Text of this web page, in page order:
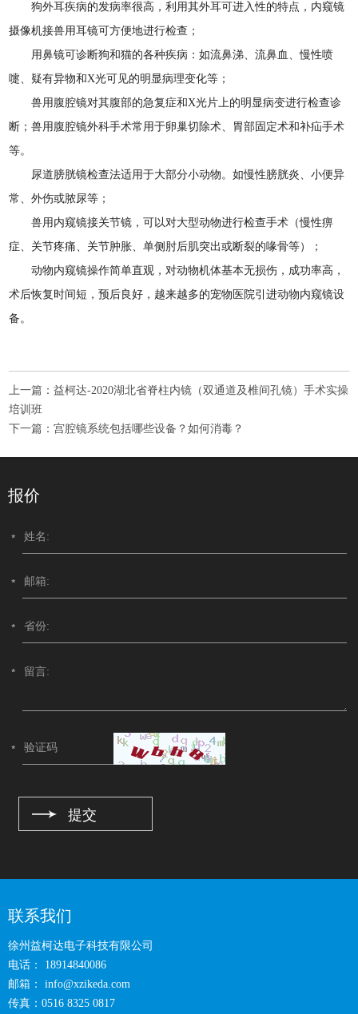
狗外耳疾病的发病率很高，利用其外耳可进入性的特点，内窥镜
摄像机接兽用耳镜可方便地进行检查；
用鼻镜可诊断狗和猫的各种疾病：如流鼻涕、流鼻血、慢性喷
嚏、疑有异物和X光可见的明显病理变化等；
兽用腹腔镜对其腹部的急复症和X光片上的明显病变进行检查诊
断；兽用腹腔镜外科手术常用于卵巢切除术、胃部固定术和补疝手术
等。
尿道膀胱镜检查法适用于大部分小动物。如慢性膀胱炎、小便异
常、外伤或脓尿等；
兽用内窥镜接关节镜，可以对大型动物进行检查手术（慢性痹
症、关节疼痛、关节肿胀、单侧肘后肌突出或断裂的喙骨等）；
动物内窥镜操作简单直观，对动物机体基本无损伤，成功率高，
术后恢复时间短，预后良好，越来越多的宠物医院引进动物内窥镜设
备。
上一篇：益柯达-2020湖北省脊柱内镜（双通道及椎间孔镜）手术实操
培训班
下一篇：宫腔镜系统包括哪些设备？如何消毒？
报价
联系我们
徐州益柯达电子科技有限公司
电话： 18914840086
邮箱：
info@xzikeda.com
传真：0516 8325 0817